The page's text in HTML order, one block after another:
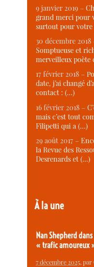
9 janvier 2019 –
grand merci pour
surtout pour
30 décembre
Somptueuse et
merveilleux
17 février 2018 –
date, j’ai changé
contact : (…)
16 février 2018 –
mais c’est tout
Filipetti qui a (…)
29 août 2017 –
la Revue des
Desrenards et (…)
À la une
Nan Shepherd
« trafic amoureux
7 décembre 2025, par